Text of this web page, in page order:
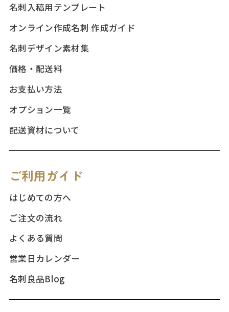
名刺入稿用テンプレート
オンライン作成名刺 作成ガイド
名刺デザイン素材集
価格・配送料
お支払い方法
オプション一覧
配送資材について
ご利用ガイド
はじめての方へ
ご注文の流れ
よくある質問
営業日カレンダー
名刺良品Blog